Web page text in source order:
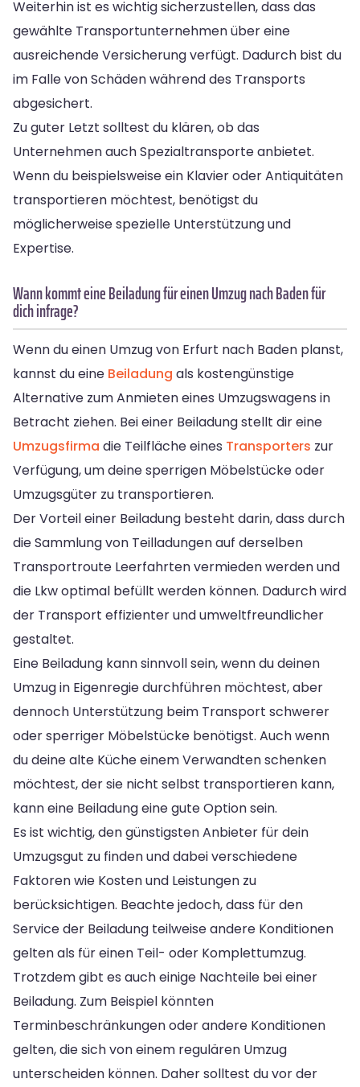
Weiterhin ist es wichtig sicherzustellen, dass das
gewählte Transportunternehmen über eine
ausreichende Versicherung verfügt. Dadurch bist du
im Falle von Schäden während des Transports
abgesichert.
Zu guter Letzt solltest du klären, ob das
Unternehmen auch Spezialtransporte anbietet.
Wenn du beispielsweise ein Klavier oder Antiquitäten
transportieren möchtest, benötigst du
möglicherweise spezielle Unterstützung und
Expertise.
Wann kommt eine Beiladung für einen Umzug nach Baden für
dich infrage?
Wenn du einen Umzug von Erfurt nach Baden planst,
kannst du eine Beiladung als kostengünstige
Alternative zum Anmieten eines Umzugswagens in
Betracht ziehen. Bei einer Beiladung stellt dir eine
Umzugsfirma die Teilfläche eines Transporters zur
Verfügung, um deine sperrigen Möbelstücke oder
Umzugsgüter zu transportieren.
Der Vorteil einer Beiladung besteht darin, dass durch
die Sammlung von Teilladungen auf derselben
Transportroute Leerfahrten vermieden werden und
die Lkw optimal befüllt werden können. Dadurch wird
der Transport effizienter und umweltfreundlicher
gestaltet.
Eine Beiladung kann sinnvoll sein, wenn du deinen
Umzug in Eigenregie durchführen möchtest, aber
dennoch Unterstützung beim Transport schwerer
oder sperriger Möbelstücke benötigst. Auch wenn
du deine alte Küche einem Verwandten schenken
möchtest, der sie nicht selbst transportieren kann,
kann eine Beiladung eine gute Option sein.
Es ist wichtig, den günstigsten Anbieter für dein
Umzugsgut zu finden und dabei verschiedene
Faktoren wie Kosten und Leistungen zu
berücksichtigen. Beachte jedoch, dass für den
Service der Beiladung teilweise andere Konditionen
gelten als für einen Teil- oder Komplettumzug.
Trotzdem gibt es auch einige Nachteile bei einer
Beiladung. Zum Beispiel könnten
Terminbeschränkungen oder andere Konditionen
gelten, die sich von einem regulären Umzug
unterscheiden können. Daher solltest du vor der